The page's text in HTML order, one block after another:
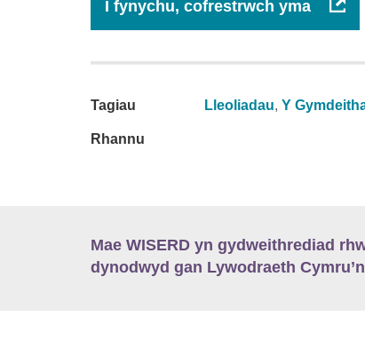
I fynychu, cofrestrwch yma
Tagiau Lleoliadau, Y
Rhannu
Mae WISERD yn gydweithrediad
dynodwyd gan Lywodraeth